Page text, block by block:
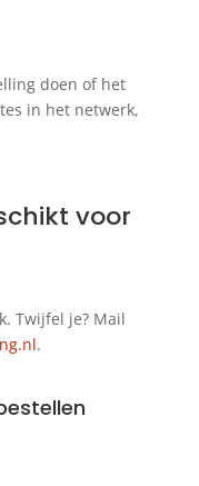
doen of het
in het netwerk,
voor
Twijfel je? Mail
.